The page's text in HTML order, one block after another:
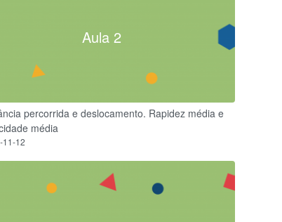
Aula 2
percorrida e deslocamento. Rapidez média e
média
11-12